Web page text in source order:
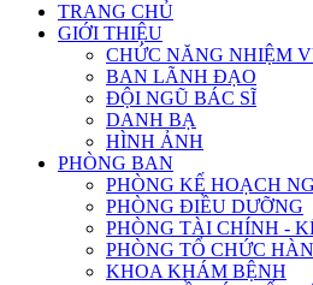
TRANG CHỦ
GIỚI THIỆU
CHỨC NĂNG NHIỆM
BAN LÃNH ĐẠO
ĐỘI NGŨ BÁC SĨ
DANH BẠ
HÌNH ẢNH
PHÒNG BAN
PHÒNG KẾ HOẠCH
PHÒNG ĐIỀU DƯỠNG
PHÒNG TÀI CHÍNH -
PHÒNG TỔ CHỨC
KHOA KHÁM BỆNH